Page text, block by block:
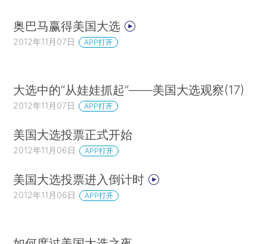
奥巴马赢得美国大选
2012年11月07日 APP打开
大选中的“从娃娃抓起”——美国大选观察(17)
2012年11月07日 APP打开
美国大选投票正式开始
2012年11月06日 APP打开
美国大选投票进入倒计时
2012年11月06日 APP打开